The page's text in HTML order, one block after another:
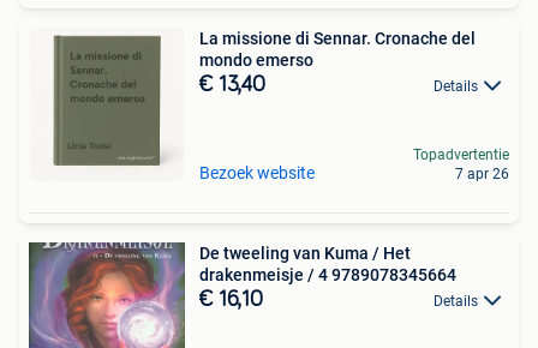
La missione di Sennar. Cronache del
mondo emerso
€ 13,40 Details
Bezoek website
Topadvertentie
7 apr 26
De tweeling van Kuma / Het
drakenmeisje / 4 9789078345664
€ 16,10 Details